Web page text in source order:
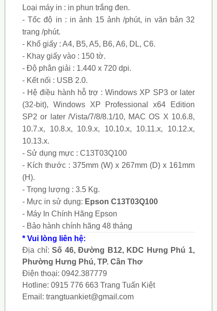
Loại máy in : in phun trắng đen.
- Tốc độ in : in ảnh 15 ảnh /phút, in văn bản 32
trang /phút.
- Khổ giấy : A4, B5, A5, B6, A6, DL, C6.
- Khay giấy vào : 150 tờ.
- Độ phân giải : 1.440 x 720 dpi.
- Kết nối : USB 2.0.
- Hệ điều hành hỗ trợ : Windows XP SP3 or later
(32-bit), Windows XP Professional x64 Edition
SP2 or later /Vista/7/8/8.1/10, MAC OS X 10.6.8,
10.7.x, 10.8.x, 10.9.x, 10.10.x, 10.11.x, 10.12.x,
10.13.x.
- Sử dụng mực : C13T03Q100
- Kích thước : 375mm (W) x 267mm (D) x 161mm
(H).
- Trọng lượng : 3.5 Kg.
- Mực in sử dụng: Epson C13T03Q100
- Máy In Chính Hãng Epson
- Bảo hành chính hãng 48 tháng
* Vui lòng liên hệ:
Địa chỉ:Số 46, Đường B12, KDC Hưng Phú 1,
Phường Hưng Phú, TP. Cần Thơ
Điện thoại: 0942.387779
Hotline: 0915 776 663 Trang Tuấn Kiệt
Email: trangtuankiet@gmail.com